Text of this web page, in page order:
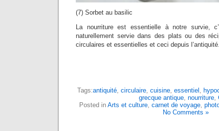
(7) Sorbet au basilic
La nourriture est essentielle à notre survie,
naturellement servie dans des plats ou des
circulaires et essentielles et ceci depuis
Tags:antiquité, circulaire, cuisine, essentiel ,
grecque antique, nourriture,
Posted in Arts et culture, carnet de voyage,
No Comments »